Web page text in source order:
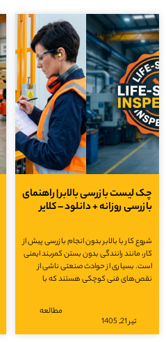
چک لیست بازرسی بالابر | راهنمای
بازرسی روزانه + دانلود – کلایر
شروع کار با بالابر بدون انجام بازرسی پیش از
کار، مانند رانندگی بدون بستن کمربند ایمنی
است. بسیاری از حوادث صنعتی ناشی از
نقص‌های فنی کوچکی هستند که با
مطالعه
تیر 21, 1405